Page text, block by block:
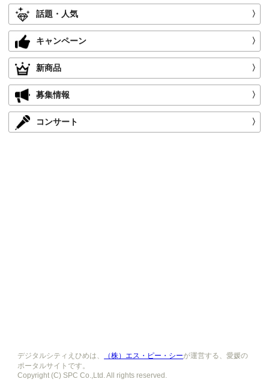
話題・人気 〉
キャンペーン 〉
新商品 〉
募集情報 〉
コンサート 〉
デジタルシティえひめは、 （株）エス・ピー・シーが運営する、愛媛の
ポータルサイトです。
Copyright (C) SPC Co.,Ltd. All rights reserved.